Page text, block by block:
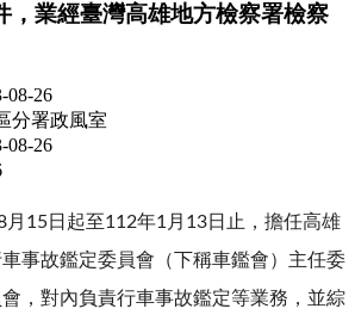
，業經臺灣高雄地方檢察署檢察
08-26
分署政風室
08-26
月15日起至112年1月13日止，擔任高雄
事故鑑定委員會（下稱車鑑會）主任委
，對內負責行車事故鑑定等業務，並綜